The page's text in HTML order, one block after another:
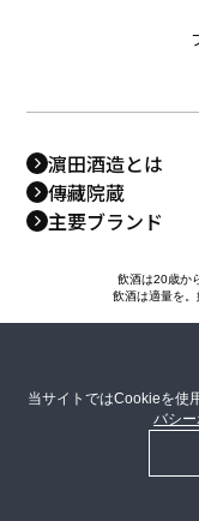
濵田酒造とは
傳藏院蔵
主要ブランド
飲酒は20歳か
飲酒は適量を。
当サイトではCookieを使
バシ